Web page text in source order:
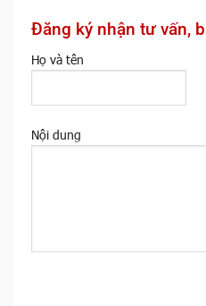
Đăng ký nhận tư vấn,
Họ và tên
Nội dung